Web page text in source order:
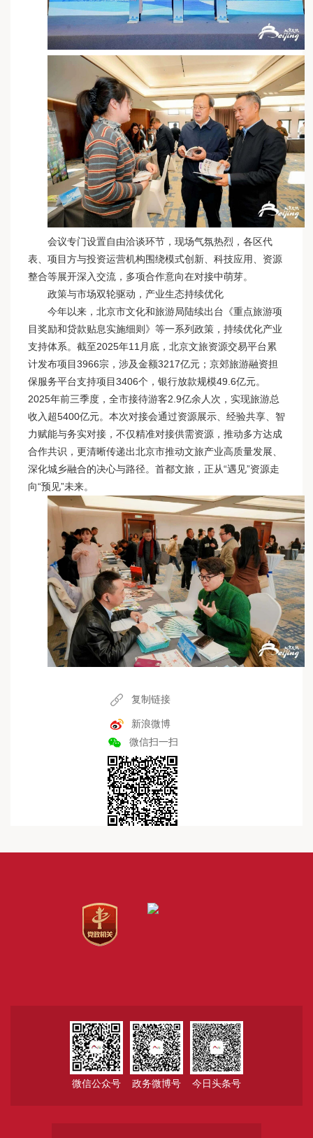
会议专门设置自由洽谈环节，现场气氛热烈，各区代
表、项目方与投资运营机构围绕模式创新、科技应用、资源
整合等展开深入交流，多项合作意向在对接中萌芽。
政策与市场双轮驱动，产业生态持续优化
今年以来，北京市文化和旅游局陆续出台《重点旅游项
目奖励和贷款贴息实施细则》等一系列政策，持续优化产业
支持体系。截至2025年11月底，北京文旅资源交易平台累
计发布项目3966宗，涉及金额3217亿元；京郊旅游融资担
保服务平台支持项目3406个，银行放款规模49.6亿元。
2025年前三季度，全市接待游客2.9亿余人次，实现旅游总
收入超5400亿元。本次对接会通过资源展示、经验共享、智
力赋能与务实对接，不仅精准对接供需资源，推动多方达成
合作共识，更清晰传递出北京市推动文旅产业高质量发展、
深化城乡融合的决心与路径。首都文旅，正从“遇见”资源走
向“预见”未来。
复制链接
新浪微博
微信扫一扫
微信公众号 政务微博号 今日头条号